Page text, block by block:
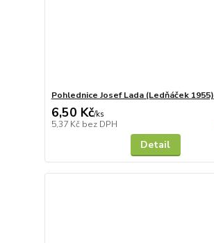
Pohlednice Josef Lada (Ledňáček 1955)
6,50 Kč/ks
5,37 Kč bez DPH
Detail